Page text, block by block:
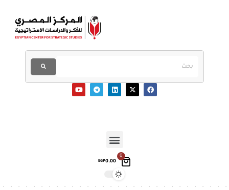
0
EGP0.00